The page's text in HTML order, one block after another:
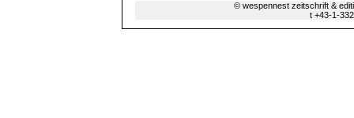
© wespennest zeitschrift &
t +43-1-